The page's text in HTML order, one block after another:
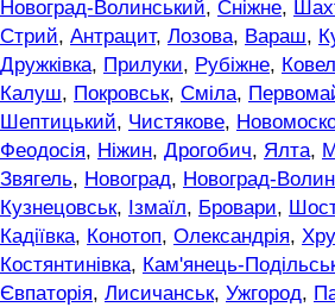
Новоград-Волинський, Сніжне,
Стрий, Антрацит, Лозова, Вараш,
Дружківка, Прилуки, Рубіжне,
Калуш, Покровськ, Сміла,
Шептицький, Чистякове,
Феодосія, Ніжин, Дрогобич, Ялта,
Звягель, Новоград, Новоград-
Кузнецовськ, Ізмаїл, Бровари,
Кадіївка, Конотоп, Олександрія,
Костянтинівка, Кам'янець-
Євпаторія, Лисичанськ, Ужгород,